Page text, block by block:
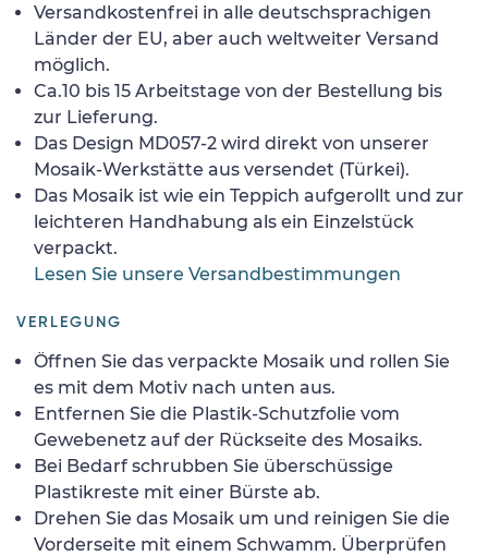
Versandkostenfrei in alle deutschsprachigen
Länder der EU, aber auch weltweiter Versand
möglich.
Ca.10 bis 15 Arbeitstage von der Bestellung bis
zur Lieferung.
Das Design MD057-2 wird direkt von unserer
Mosaik-Werkstätte aus versendet (Türkei).
Das Mosaik ist wie ein Teppich aufgerollt und zur
leichteren Handhabung als ein Einzelstück
verpackt.
Lesen Sie unsere Versandbestimmungen
VERLEGUNG
Öffnen Sie das verpackte Mosaik und rollen Sie
es mit dem Motiv nach unten aus.
Entfernen Sie die Plastik-Schutzfolie vom
Gewebenetz auf der Rückseite des Mosaiks.
Bei Bedarf schrubben Sie überschüssige
Plastikreste mit einer Bürste ab.
Drehen Sie das Mosaik um und reinigen Sie die
Vorderseite mit einem Schwamm. Überprüfen